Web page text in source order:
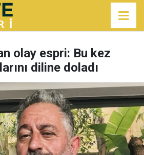
olay espri: Bu kez
diline doladı